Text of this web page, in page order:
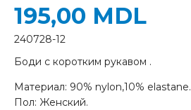
Боди с коротким рукавом .
Материал: 90% nylon,10% elastane.
Пол: Женский.
195,00 MDL
240728-12